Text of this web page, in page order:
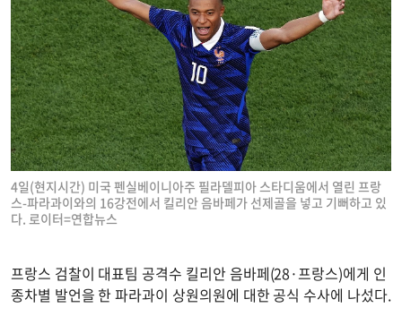
4일(현지시간) 미국 펜실베이니아주 필라델피아 스타디움에서 열린 프랑
스-파라과이와의 16강전에서 킬리안 음바페가 선제골을 넣고 기뻐하고 있
다. 로이터=연합뉴스
프랑스 검찰이 대표팀 공격수 킬리안 음바페(28·프랑스)에게 인
종차별 발언을 한 파라과이 상원의원에 대한 공식 수사에 나섰다.